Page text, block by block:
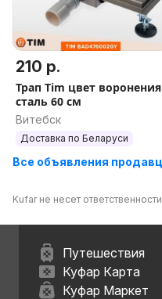
210 р.
Трап Tim цвет воронения
сталь 60 см
Витебск
Доставка по Беларуси
Все объявления
Kufar не несет
Путешествия
Куфар Карта
Куфар Маркет